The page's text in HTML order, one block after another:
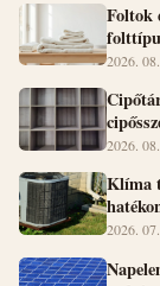
Foltok
2026.
2026.
Klíma
2026.